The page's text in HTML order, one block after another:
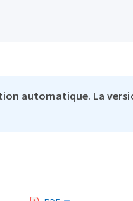
automatique. La